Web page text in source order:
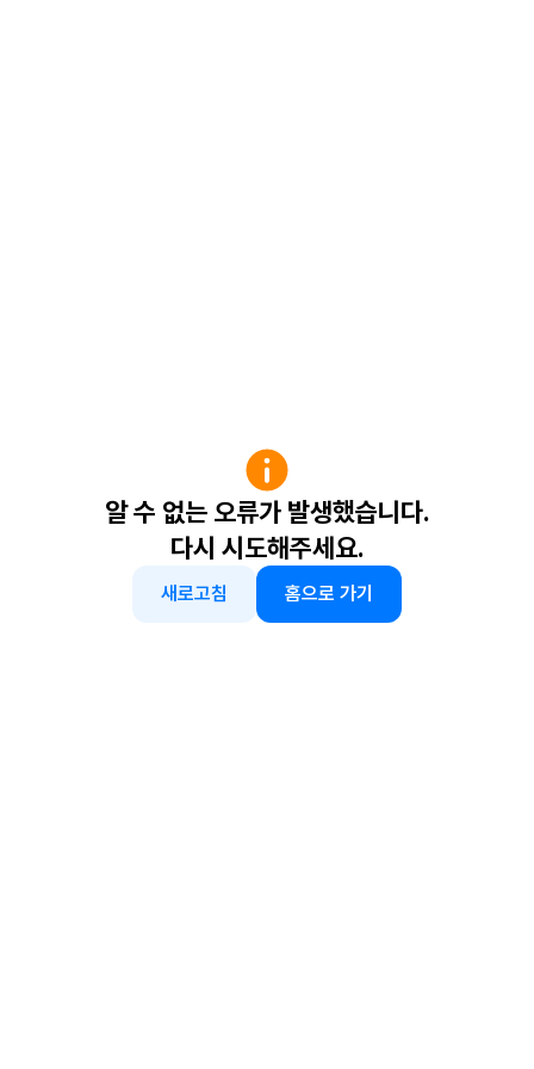
알 수 없는 오류가 발생했습니다.
다시 시도해주세요.
새로고침 홈으로 가기